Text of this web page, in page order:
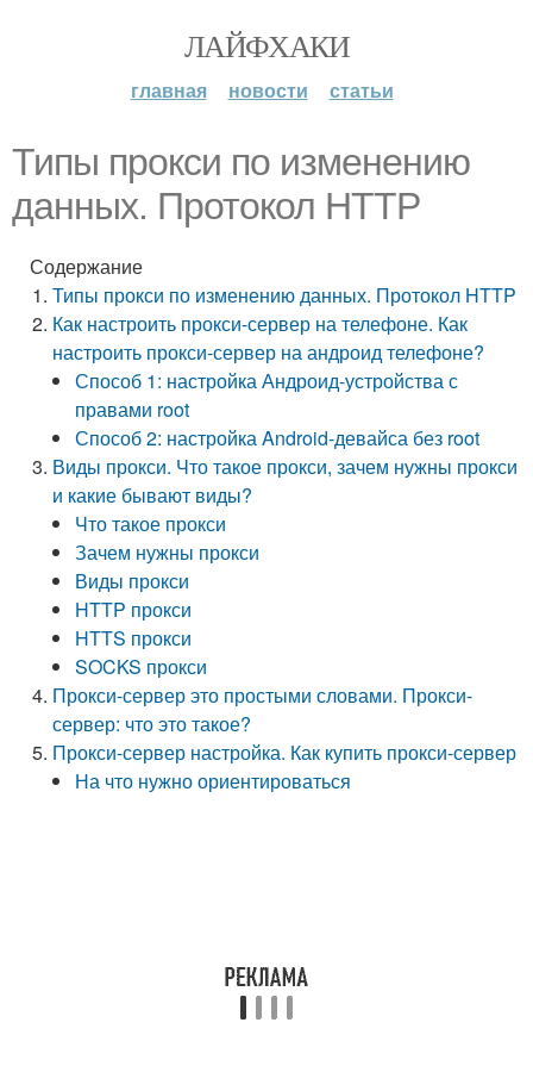
ЛАЙФХАКИ
главная новости статьи
Типы прокси по изменению
данных. Протокол HTTP
Содержание
Типы прокси по изменению данных. Протокол HTTP
Как настроить прокси-сервер на телефоне. Как
настроить прокси-сервер на андроид телефоне?
Способ 1: настройка Андроид-устройства с
правами root
Способ 2: настройка Android-девайса без root
Виды прокси. Что такое прокси, зачем нужны прокси
и какие бывают виды?
Что такое прокси
Зачем нужны прокси
Виды прокси
HTTP прокси
HTTS прокси
SOCKS прокси
Прокси-сервер это простыми словами. Прокси-
сервер: что это такое?
Прокси-сервер настройка. Как купить прокси-сервер
На что нужно ориентироваться